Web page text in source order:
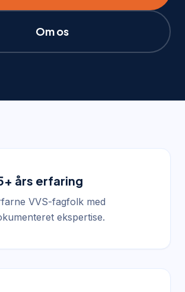
Om os
års erfaring
VVS-fagfolk med
ekspertise.